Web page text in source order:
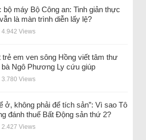
bộ máy Bộ Công an: Tinh giản thực
là màn trình diễn lấy lệ?
4.942 Views
trẻ em ven sông Hồng viết tâm thư
bà Ngô Phương Ly cứu giúp
3.780 Views
ở, không phải để tích sản”: Vì sao Tô
đánh thuế Bất Động sản thứ 2?
2.427 Views